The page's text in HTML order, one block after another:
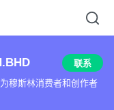
联系
穆斯林消费者和创作者